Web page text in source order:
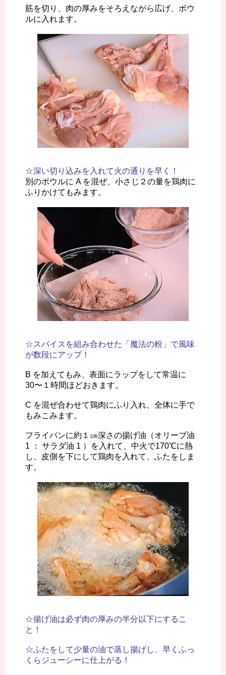
筋を切り、肉の厚みをそろえながら広げ、ボウ
ルに入れます。
☆深い切り込みを入れて火の通りを早く！
別のボウルに A を混ぜ、小さじ２の量を鶏肉に
ふりかけてもみます。
☆スパイスを組み合わせた「魔法の粉」で風味
が数段にアップ！
B を加えてもみ、表面にラップをして常温に
30〜１時間ほどおきます。
C を混ぜ合わせて鶏肉にふり入れ、全体に手で
もみこみます。
フライパンに約１㎝深さの揚げ油（オリーブ油
1 ： サラダ油 1 ）を入れて、中火で170℃に熱
し、皮側を下にして鶏肉を入れて、ふたをしま
す。
☆揚げ油は必ず肉の厚みの半分以下にするこ
と！
☆ふたをして少量の油で蒸し揚げし、早くふっ
くらジューシーに仕上がる！